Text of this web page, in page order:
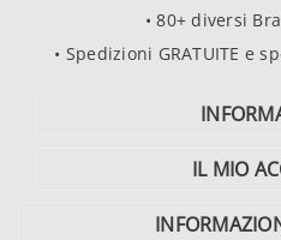
• 80+ diversi
• Spedizioni GRATUITE e
IL MIO